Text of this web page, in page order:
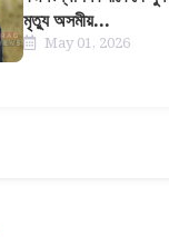
মৃত্যু অসমীয়...
May 01, 2026